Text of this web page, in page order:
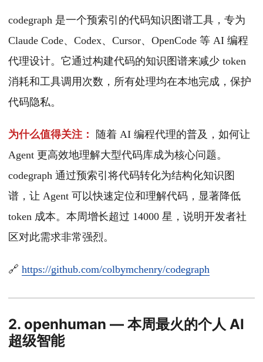
codegraph 是一个预索引的代码知识图谱工具，专为
Claude Code、Codex、Cursor、OpenCode 等 AI 编程
代理设计。它通过构建代码的知识图谱来减少 token
消耗和工具调用次数，所有处理均在本地完成，保护
代码隐私。
为什么值得关注：
随着 AI 编程代理的普及，如何让
Agent 更高效地理解大型代码库成为核心问题。
codegraph 通过预索引将代码转化为结构化知识图
谱，让 Agent 可以快速定位和理解代码，显著降低
token 成本。本周增长超过 14000 星，说明开发者社
区对此需求非常强烈。
🔗 https://github.com/colbymchenry/codegraph
2. openhuman — 本周最火的个人 AI
超级智能